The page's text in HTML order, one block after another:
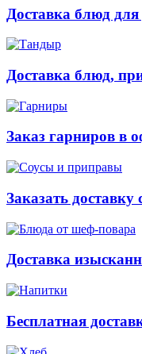
Доставка блюд для
Доставка блюд,
Заказ гарниров в
Заказать доставку
Доставка
Бесплатная